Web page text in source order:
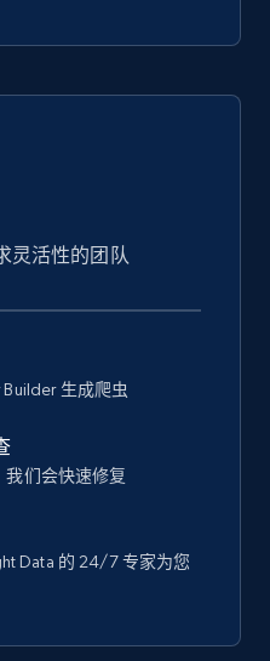
灵活性的团队
生成爬虫
们会快速修复
Data 的 24/7 专家为您